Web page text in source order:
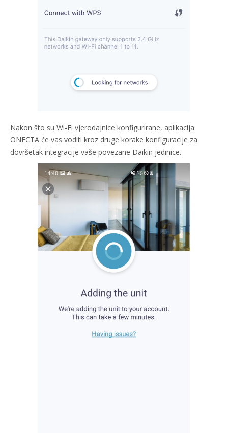
Nakon što su Wi-Fi vjerodajnice konfigurirane, aplikacija
ONECTA će vas voditi kroz druge korake konfiguracije za
dovršetak integracije vaše povezane Daikin jedinice.